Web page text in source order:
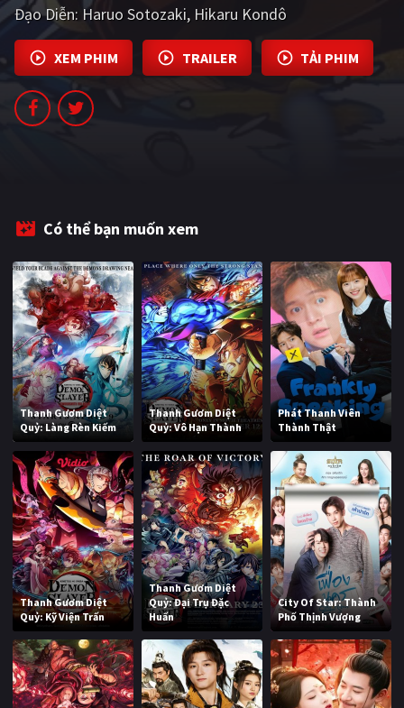
PHIM BỘ
PHIM LẺ
PHIM CHIẾU RẠP
TUYỂN TẬP PHIM
Đạo Diễn: Haruo Sotozaki Hikaru Kondô
XEM PHIM TRAILER TẢI PHIM
Có thể bạn muốn xem
Thanh Gươm Diệt
Quỷ: Làng Rèn Kiếm
Thanh Gươm Diệt
Quỷ: Vô Hạn Thành
Phát Thanh Viên
Thành Thật
Thanh Gươm Diệt
Quỷ: Kỹ Viện Trấn
Thanh Gươm Diệt
Quỷ: Đại Trụ Đặc
Huấn
City Of Star: Thành
Phố Thịnh Vượng